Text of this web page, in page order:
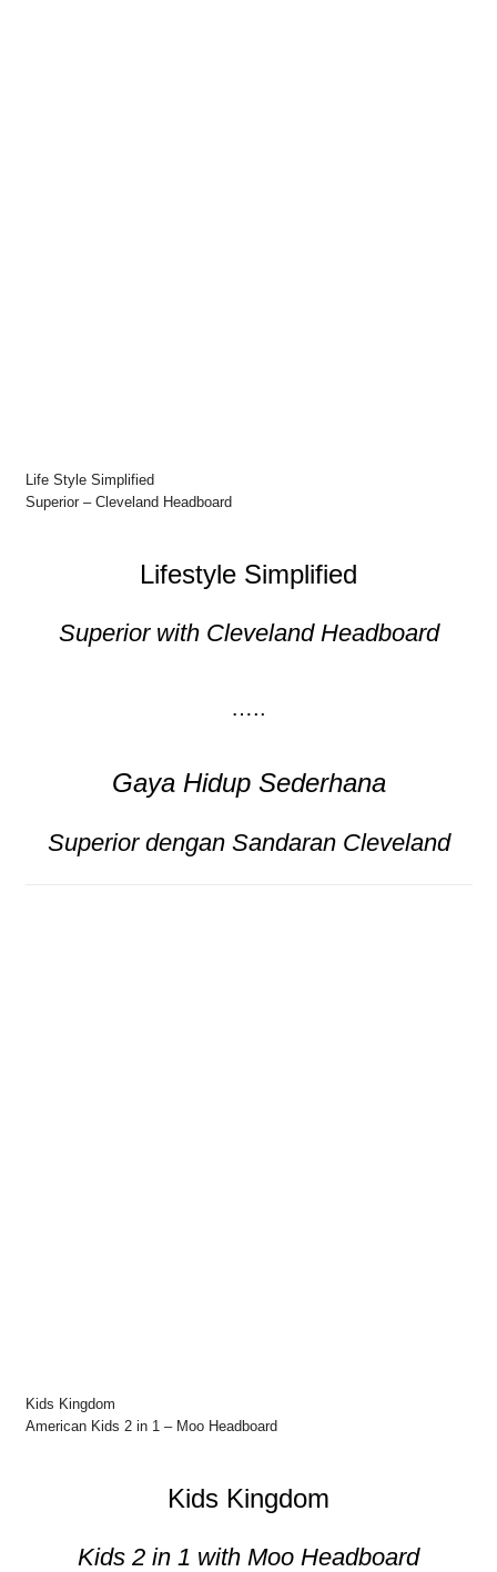
Life Style Simplified
Superior – Cleveland Headboard
Lifestyle Simplified
Superior with Cleveland Headboard
…..
Gaya Hidup Sederhana
Superior dengan Sandaran Cleveland
Kids Kingdom
American Kids 2 in 1 – Moo Headboard
Kids Kingdom
Kids 2 in 1 with Moo Headboard